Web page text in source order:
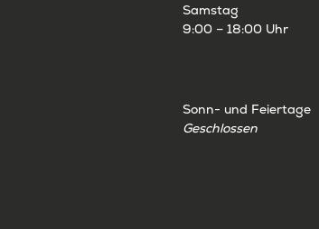
Samstag
9:00 – 18:00 Uhr
Sonn- und Feiertage
Geschlossen